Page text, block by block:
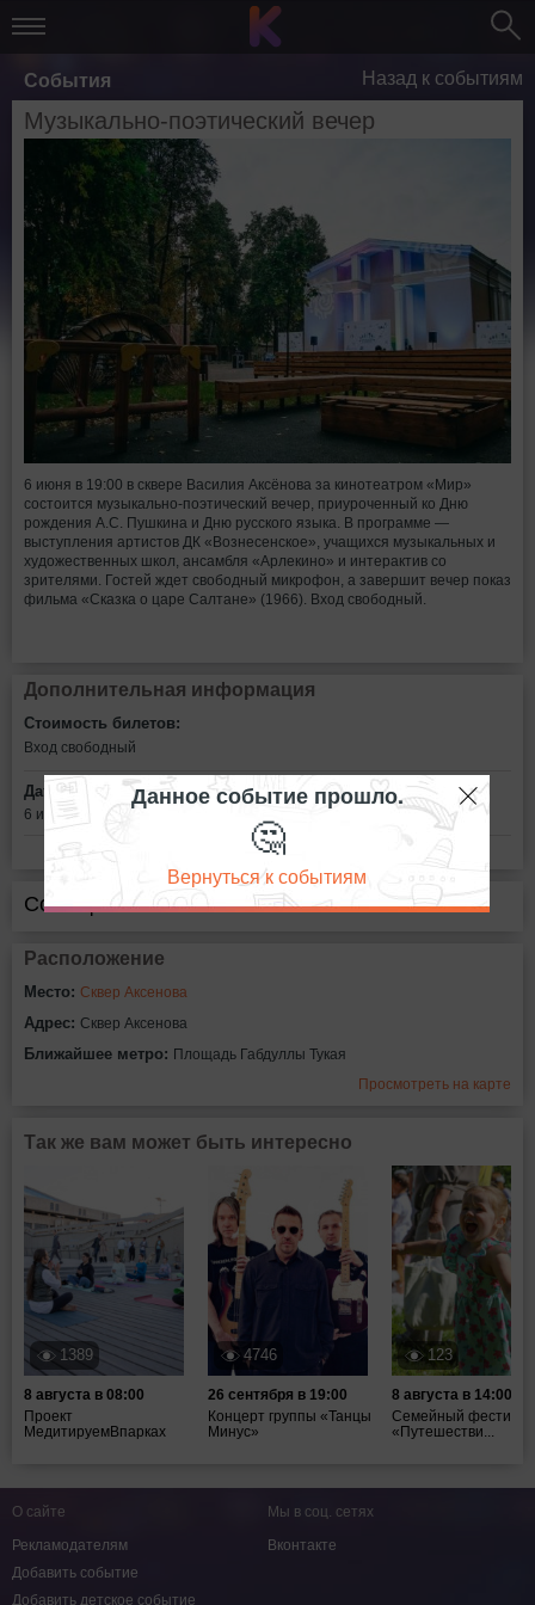
События Назад к событиям
Музыкально-поэтический вечер
6 июня в 19:00 в сквере Василия Аксёнова за кинотеатром «Мир»
состоится музыкально-поэтический вечер, приуроченный ко Дню
рождения А.С. Пушкина и Дню русского языка. В программе —
выступления артистов ДК «Вознесенское», учащихся музыкальных и
художественных школ, ансамбля «Арлекино» и интерактив со
зрителями. Гостей ждет свободный микрофон, а завершит вечер показ
фильма «Сказка о царе Салтане» (1966). Вход свободный.
Дополнительная информация
Стоимость билетов:
Вход свободный
Дата:
6 июня в 19:00
Сообщить об ошибке
Расположение
Место: Сквер Аксенова
Адрес: Сквер Аксенова
Ближайшее метро: Площадь Габдуллы Тукая
Просмотреть на карте
Так же вам может быть интересно
1389
8 августа в 08:00
Проект
МедитируемВпарках
4746
26 сентября в 19:00
Концерт группы «Танцы
Минус»
123
8 августа в 14:00
Семейный
«Путешестви...
Данное событие прошло.
🤔
Вернуться к событиям
О сайте
Рекламодателям
Добавить событие
Добавить детское событие
Мы в соц. сетях
Вконтакте